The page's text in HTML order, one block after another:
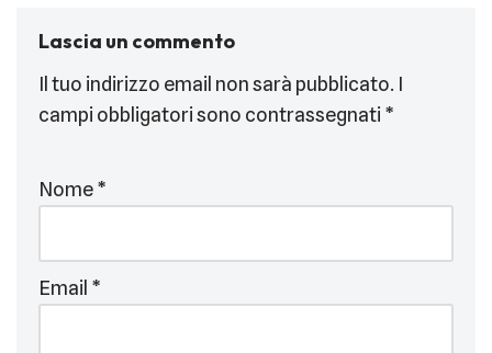
Lascia un commento
Il tuo indirizzo email non sarà pubblicato. I
campi obbligatori sono contrassegnati *
Nome*
Email *